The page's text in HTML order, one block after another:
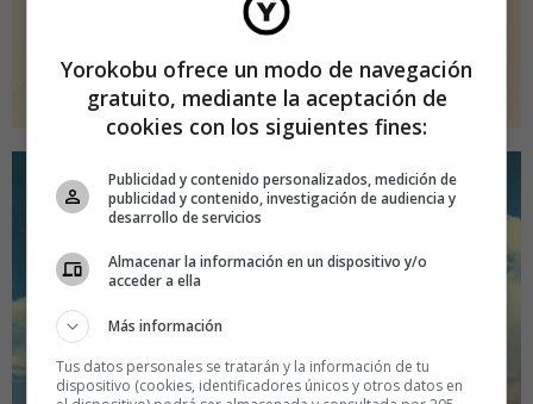
Yorokobu ofrece un modo de navegación
gratuito, mediante la aceptación de
cookies con los siguientes fines:
Publicidad y contenido personalizados, medición de
publicidad y contenido, investigación de audiencia y
desarrollo de servicios
Almacenar la información en un dispositivo y/o
acceder a ella
Más información
Tus datos personales se tratarán y la información de tu
dispositivo (cookies, identificadores únicos y otros datos en